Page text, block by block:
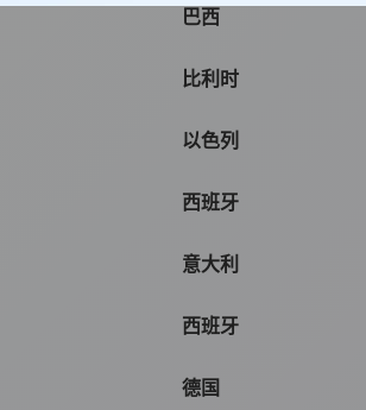
巴西
比利时
以色列
西班牙
意大利
西班牙
德国